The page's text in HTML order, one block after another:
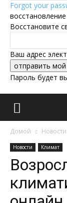
Forgot your
Восстановите
Ваш адрес
Пароль будет
Домой Новости
Новости Климат